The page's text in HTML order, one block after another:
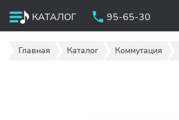
КАТАЛОГ 95-65-30
Главная Каталог Коммутация